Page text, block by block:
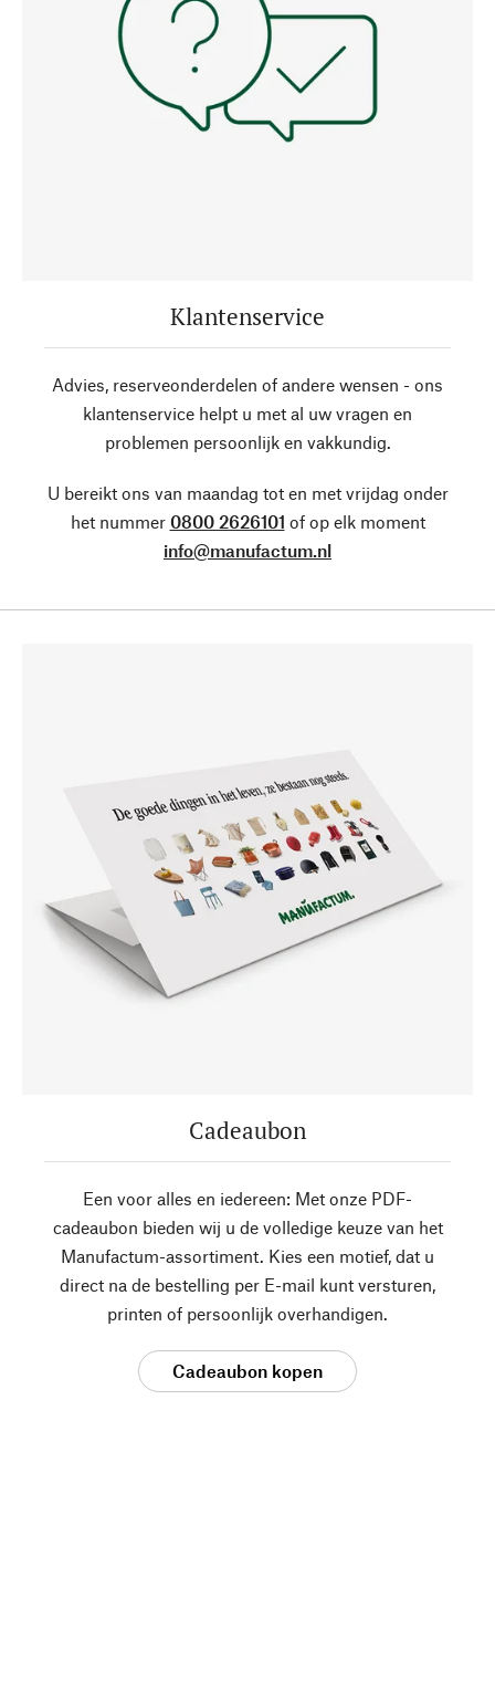
Klantenservice
Advies, reserveonderdelen of andere wensen - ons
klantenservice helpt u met al uw vragen en
problemen persoonlijk en vakkundig.
U bereikt ons van maandag tot en met vrijdag onder
het nummer 0800 2626101 of op elk moment
info@manufactum.nl
Cadeaubon
Een voor alles en iedereen: Met onze PDF-
cadeaubon bieden wij u de volledige keuze van het
Manufactum-assortiment. Kies een motief, dat u
direct na de bestelling per E-mail kunt versturen,
printen of persoonlijk overhandigen.
Cadeaubon kopen